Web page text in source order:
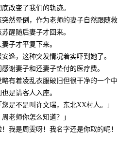
改变了我们的轨迹。
然晕倒，作为老师的妻子自然跟随救
醒随后妻子才回来。
子才平复下来。
，这种突发情况着实吓到她了。
妻子和还妻子垫付的医疗费。
着凌乱衣服破旧但很干净的一个中
是请客人入座。
不是叫许文瑞，东北XX村人。」
老师你怎么知道？」
是周雯呀！我名字还是你取的呢！